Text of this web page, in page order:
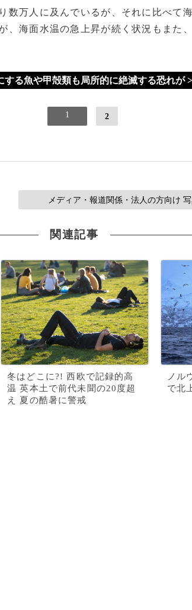
万人に及んでいるが、それに比べて
、海面水温の急上昇が続く状況もまた
する魚や甲殻類も局所的に絶滅する恐れが >
1 2
メディア・報道関係・法人の方向け
関連記事
冬はどこに?! 西欧で記録的高
温 英本土で前代未聞の20度超
え 夏の酷暑に警戒
ノル
で北